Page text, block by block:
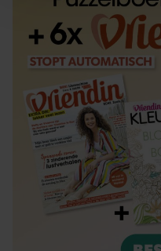
personaliseren, om
en om ons
informatie over uw
partners voor social
partners kunnen deze
informatie die u aan ze
verzameld op basis van
gaat akkoord met onze
gebruiken.